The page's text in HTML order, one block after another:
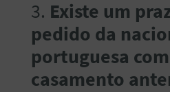
3. Existe um
pedido da
portuguesa
casamento